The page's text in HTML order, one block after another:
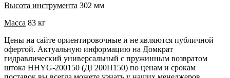
Высота инструмента 302 мм
Масса 83 кг
Цены на сайте ориентировочные и не являются публичной
офертой. Актуальную информацию на Домкрат
гидравлический универсальный с пружинным возвратом
штока HHYG-200150 (ДГ200П150) по ценам и срокам